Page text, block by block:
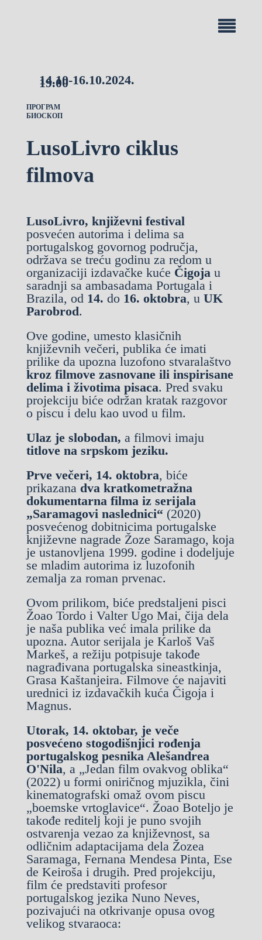
14.10-16.10.2024.
19.00
ПРОГРАМ
БИОСКОП
LusoLivro ciklus
filmova
LusoLivro, književni festival
posvećen autorima i delima sa
portugalskog govornog područja,
održava se treću godinu za redom u
organizaciji izdavačke kuće Čigoja u
saradnji sa ambasadama Portugala i
Brazila, od 14. do 16. oktobra, uUK
Parobrod.
Ove godine, umesto klasičnih
književnih večeri, publika će imati
prilike da upozna luzofono stvaralaštvo
kroz filmove zasnovane ili inspirisane
delima i životima pisaca. Pred svaku
projekciju biće održan kratak razgovor
o piscu i delu kao uvod u film.
Ulaz je slobodan, a filmovi imaju
titlove na srpskom jeziku.
Prve večeri, 14. oktobra, biće
prikazanadva kratkometražna
dokumentarna filma iz serijala
„Saramagovi naslednici“ (2020)
posvećenog dobitnicima portugalske
književne nagrade Žoze Saramago, koja
je ustanovljena 1999. godine i dodeljuje
se mladim autorima iz luzofonih
zemalja za roman prvenac.
Ovom prilikom, biće predstaljeni pisci
Žoao Tordo i Valter Ugo Mai, čija dela
je naša publika već imala prilike da
upozna. Autor serijala je Karloš Vaš
Markeš, a režiju potpisuje takođe
nagrađivana portugalska sineastkinja,
Grasa Kaštanjeira. Filmove će najaviti
urednici iz izdavačkih kuća Čigoja i
Magnus.
Utorak, 14. oktobar, je veče
posvećeno stogodišnjici rođenja
portugalskog pesnika Alešandrea
O'Nila, a „Jedan film ovakvog oblika“
(2022) u formi oniričnog mjuzikla, čini
kinematografski omaž ovom piscu
„boemske vrtoglavice“. Žoao Boteljo je
takođe reditelj koji je puno svojih
ostvarenja vezao za književnost, sa
odličnim adaptacijama dela Žozea
Saramaga, Fernana Mendesa Pinta, Ese
de Keiroša i drugih. Pred projekciju,
film će predstaviti profesor
portugalskog jezika Nuno Neves,
pozivajući na otkrivanje opusa ovog
velikog stvaraoca: